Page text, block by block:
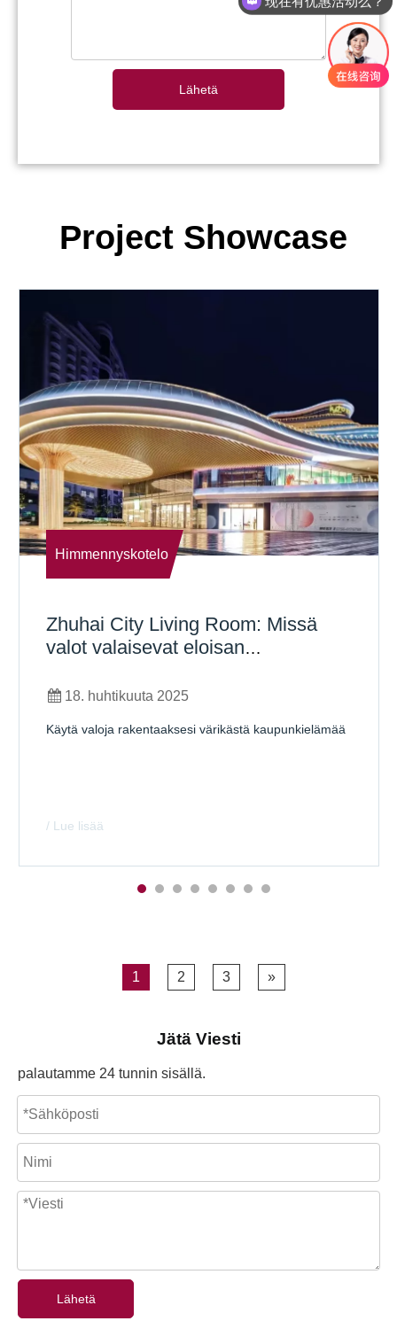
Lähetä
Project Showcase
Himmennyskotelo
Zhuhai City Living Room: Missä
valot valaisevat eloisan
18. huhtikuuta 2025
Käytä valoja rakentaaksesi värikästä kaupunkielämää
/ Lue lisää
1 2 3 »
Jätä Viesti
palautamme 24 tunnin sisällä.
Lähetä